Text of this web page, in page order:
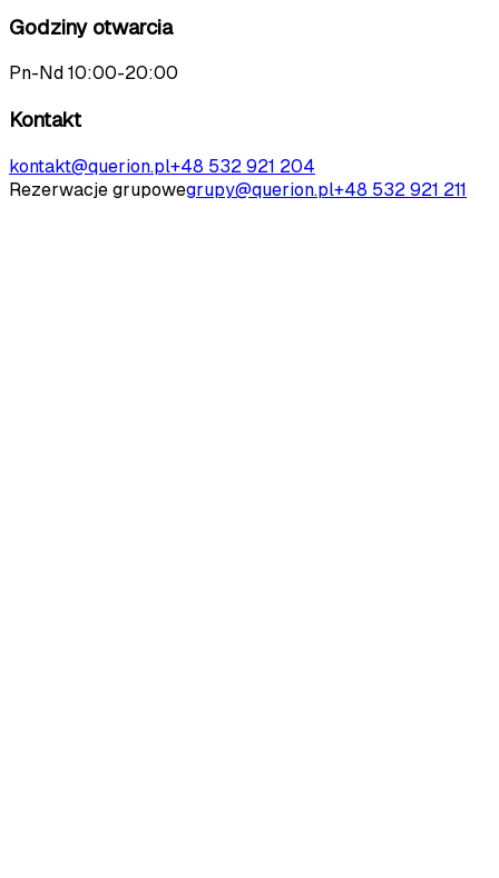
Godziny otwarcia
Pn-Nd 10:00-20:00
Kontakt
kontakt@querion.pl+48 532 921 204
Rezerwacje grupowegrupy@querion.pl+48 532 921 211